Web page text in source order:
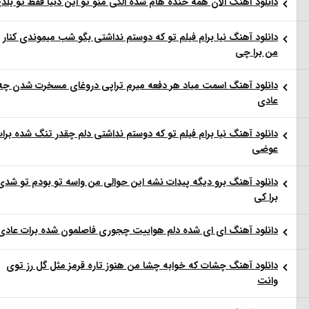
آهنگ نیا برام فیلم تو‌ که دوستم نداشتی بگو شب میموندی کنار
برا چی
آهنگ اسمت میاد هر دفعه میرم تراپی دروغای مسخرت شدن چه
آهنگ نیا برام فیلم تو‌ که دوستم نداشتی دلم چقدر تنگ شده برات
آهنگ برو دیگه پیدات نشه این حوالی من واسه تو‌ بودم تو شدی
آهنگ ای ای شده دلم هواییت چجوری فاصلمون شده برات عادی
آهنگ چشات که خوابه چشا من هنوز تاره قرمز مثل گل رز توی